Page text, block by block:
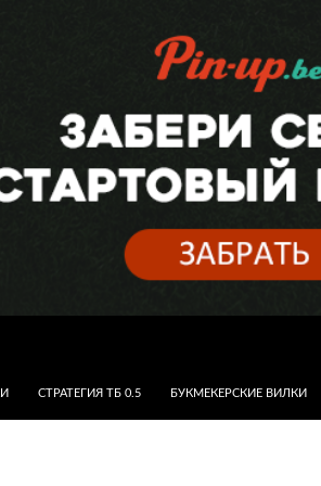
СТРАТЕГИЯ ТБ 0.5 БУКМЕКЕРСКИЕ ВИЛКИ